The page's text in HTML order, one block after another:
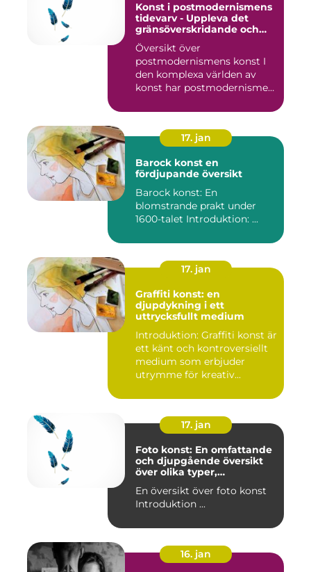
Konst i postmodernismens
tidevarv - Uppleva det
gränsöverskridande och
mångfacetterade
Översikt över
postmodernismens konst I
den komplexa världen av
konst har postmodernismen
17. jan
Barock konst en
fördjupande översikt
Barock konst: En
blomstrande prakt under
1600-talet Introduktion: ...
17. jan
Graffiti konst: en
djupdykning i ett
uttrycksfullt medium
Introduktion: Graffiti konst är
ett känt och kontroversiellt
medium som erbjuder
utrymme för kreativ...
17. jan
Foto konst: En omfattande
och djupgående översikt
över olika typer,
aspekter
En översikt över foto konst
Introduktion ...
16. jan